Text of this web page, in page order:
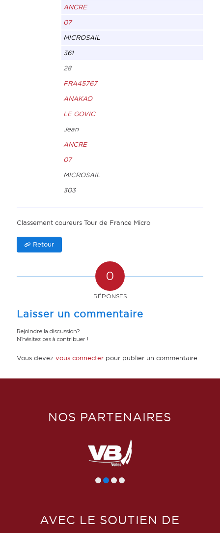
ANCRE
07
MICROSAIL
361
28
FRA45767
ANAKAO
LE GOVIC
Jean
ANCRE
07
MICROSAIL
303
Classement coureurs Tour de France Micro
Retour
0
RÉPONSES
Laisser un commentaire
Rejoindre la discussion?
N’hésitez pas à contribuer !
Vous devez vous connecterpour publier un commentaire.
NOS PARTENAIRES
AVEC LE SOUTIEN DE